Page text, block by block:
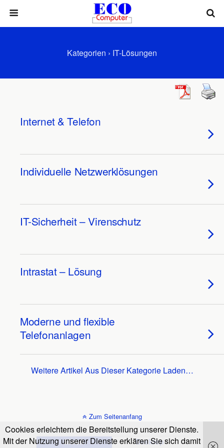
Kategorien › IT-Lösungen
Internet & Telefon
Individuelle Netzwerklösungen
IT-Sicherheit – Virenschutz
Intrastat – Lösung
Moderne und flexible
Telefonanlagen
Weitere Artikel Aus Dieser Kategorie Laden…
Zum Seitenanfang
Mobil Desktop
Cookies erleichtern die Bereitstellung unserer Dienste.
Mit der Nutzung unserer Dienste erklären Sie sich damit